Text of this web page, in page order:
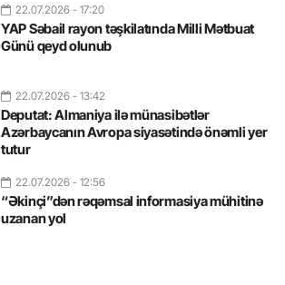
22.07.2026 - 17:20
YAP Səbail rayon təşkilatında Milli Mətbuat
Günü qeyd olunub
22.07.2026 - 13:42
Deputat: Almaniya ilə münasibətlər
Azərbaycanın Avropa siyasətində önəmli yer
tutur
22.07.2026 - 12:56
“Əkinçi”dən rəqəmsal informasiya mühitinə
uzanan yol